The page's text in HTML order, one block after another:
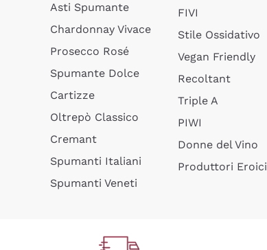
Asti Spumante
Chardonnay Vivace
Prosecco Rosé
Spumante Dolce
Cartizze
Oltrepò Classico
Cremant
Spumanti Italiani
Spumanti Veneti
FIVI
Stile Ossidativo
Vegan Friendly
Recoltant
Triple A
PIWI
Donne del Vino
Produttori Eroici